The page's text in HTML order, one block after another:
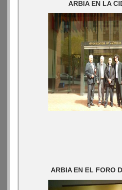
ARBIA EN LA
ARBIA EN EL FORO